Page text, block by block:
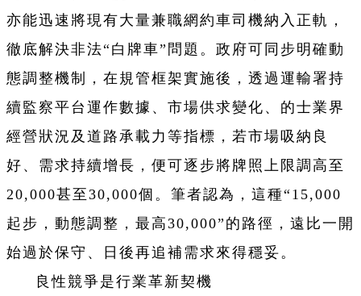
亦能迅速將現有大量兼職網約車司機納入正軌，
徹底解決非法“白牌車”問題。政府可同步明確動
態調整機制，在規管框架實施後，透過運輸署持
續監察平台運作數據、市場供求變化、的士業界
經營狀況及道路承載力等指標，若市場吸納良
好、需求持續增長，便可逐步將牌照上限調高至
20,000甚至30,000個。筆者認為，這種“15,000
起步，動態調整，最高30,000”的路徑，遠比一開
始過於保守、日後再追補需求來得穩妥。
良性競爭是行業革新契機